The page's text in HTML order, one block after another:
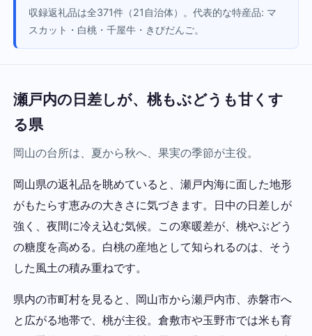
収録返礼品は全371件（21自治体）。代表的な特産品: マ
スカット・白桃・千屋牛・きびだんご。
瀬戸内の日差しが、桃もぶどうも甘くす
る県
岡山の台所は、夏から秋へ、果実の季節が主役。
岡山県の返礼品を眺めていると、瀬戸内海に面した地形
がもたらす恵みの大きさに気づきます。日中の日差しが
強く、夜間に冷え込む気候。この寒暖差が、桃やぶどう
の糖度を高める。白桃の産地として知られるのは、そう
した風土の積み重ねです。
県内の市町村を見ると、岡山市から瀬戸内市、赤磐市へ
と広がる地帯で、桃が主役。倉敷市や玉野市では米も育